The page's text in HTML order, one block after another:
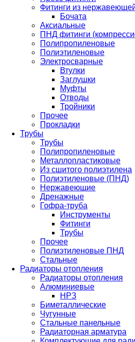
Фитинги из
Бочата
Аксиальные
ПНД фитинги
Полипропиленовые
Полиэтиленовые
Электросварные
Втулки
Заглушки
Муфты
Отводы
Тройники
Прочее
Прокладки
Трубы
Трубы
Полипропиленовые
Металлопластиковые
Из сшитого полиэтилена
Полиэтиленовые (ПНД)
Нержавеющие
Дренажные
Гофра-труба
Инструменты
Фитинги
Трубы
Прочее
Полиэтиленовые ПНД
Стальные
Радиаторы отопления
Радиаторы отопления
Алюминиевые
НРЗ
Биметаллические
Чугунные
Стальные панельные
Радиаторная арматура